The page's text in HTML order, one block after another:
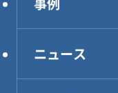
企業理念
インフラ構築
DXソリューション
ニュース